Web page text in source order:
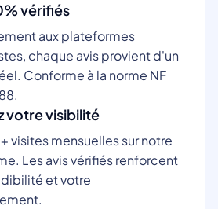
vérifiés
aux plateformes
chaque avis provient d'un
Conforme à la norme NF
votre visibilité
visites mensuelles sur notre
Les avis vérifiés renforcent
et votre